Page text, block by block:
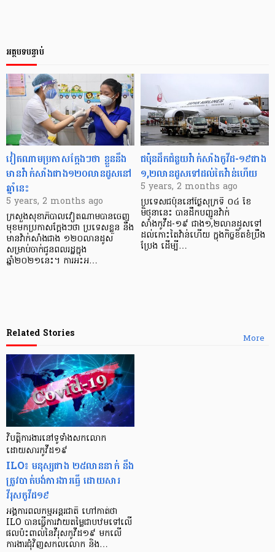
អត្ថបទបន្ទាប់
វៀតណាមប្រកាសក្ដែងៗថា ខ្លួននឹង
មានវ៉ាក់សាំងជាង១២០លានដូសនៅ
ឆ្នាំនេះ
5 years, 2 months ago
ក្រសួងសុខាភិបាលវៀតណាមបានចេញ
មុខមកប្រកាសក្ដែងៗថា ប្រទេសខ្លួន នឹង
មានវ៉ាក់សាំងជាង ១២០លានដូស
សម្រាប់ចាក់ជូនពលរដ្ឋក្នុង
ឆ្នាំ២០២១នេះ។ ការអះអ…
ជប៉ុនដឹកជំនួយវ៉ាក់សាំងកូវីដ-១៩ជាង
១,២លានដូសទៅដល់តៃវ៉ាន់ហើយ
5 years, 2 months ago
ប្រទេសជប៉ុននៅថ្ងៃសុក្រទី ០៤ ខែ
មិថុនានេះ បានដឹកបញ្ជូនវ៉ាក់
សាំងកូវីដ-១៩ ជាង១,២លានដូសទៅ
ដល់កោះតៃវ៉ាន់ហើយ ក្នុងកិច្ចខិតខំប្រឹង
ប្រែង ដើម្បី…
More
Related Stories
វិបត្តិការងារ​នៅទូទាំង​សកលោក
ដោយសារ​កូវីដ១៩
ILO៖ មនុស្សជាង ២៥​​លាននាក់ នឹង​​
ត្រូវ​​បាត់​បង់​ការងារ​ធ្វើ ដោយសារ​
វីរុស​កូវីដ១៩
អង្គការ​ពលកម្ម​អន្តរជាតិ ហៅកាត់ថា
ILO បាន​ធ្វើការ​វាយតម្លៃ​ជាបឋម​ទៅ​លើ​
ផល​ប៉ះពាល់​នៃ​វីរុស​កូវីដ១៩ មក​លើ​
ការងារ​ជុំវិញ​សកលលោក និង…